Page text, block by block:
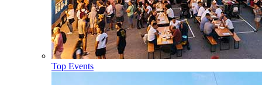
Top Events